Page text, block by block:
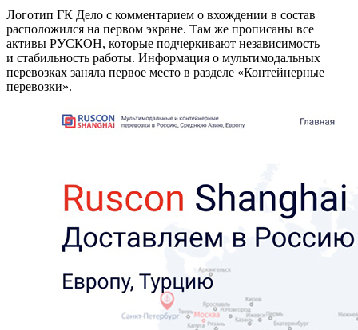
Логотип ГК Дело с комментарием о вхождении в состав
расположился на первом экране. Там же прописаны все
активы РУСКОН, которые подчеркивают независимость
и стабильность работы. Информация о мультимодальных
перевозках заняла первое место в разделе «Контейнерные
перевозки».